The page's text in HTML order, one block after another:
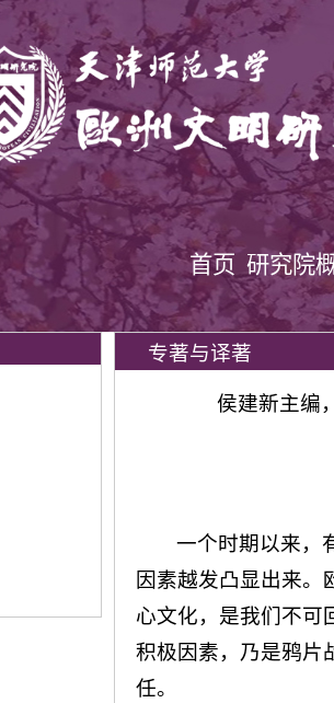
首页 研究院
专著与译著
侯建新主编
一个时期以来，
因素越发凸显出来。
心文化，是我们不可
积极因素，乃是鸦片
任。